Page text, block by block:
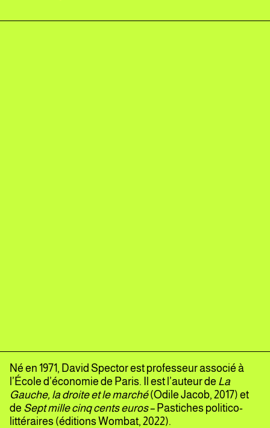
Né en 1971, David Spector est professeur associé à
l’École d’économie de Paris. Il est l’auteur de La
Gauche, la droite et le marché(Odile Jacob, 2017) et
de Sept mille cinq cents euros– Pastiches politico-
littéraires (éditions Wombat, 2022).